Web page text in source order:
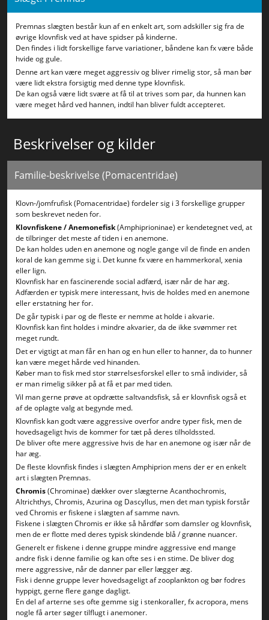
Premnas slægten består kun af en enkelt art, som adskiller sig fra de
øvrige klovnfisk ved at have spidser på kinderne.
Den findes i lidt forskellige farve variationer, båndene kan fx være både
hvide og gule.
Denne art kan være meget aggressiv og bliver rimelig stor, så man bør
være lidt ekstra forsigtig med denne type klovnfisk.
De kan også være lidt svære at få til at trives som par, da hunnen kan
være meget hård ved hannen, indtil han bliver fuldt accepteret.
Beskrivelser og kilder
Familie-beskrivelse (Pomacentridae)
Klovn-/jomfrufisk (Pomacentridae) fordeler sig i 3 forskellige grupper
som beskrevet neden for.
Klovnfiskene / Anemonefisk(Amphiprioninae) er kendetegnet ved, at
de tilbringer det meste af tiden i en anemone.
De kan holdes uden en anemone og nogle gange vil de finde en anden
koral de kan gemme sig i. Det kunne fx være en hammerkoral, xenia
eller lign.
Klovnfisk har en fascinerende social adfærd, især når de har æg.
Adfærden er typisk mere interessant, hvis de holdes med en anemone
eller erstatning her for.
De går typisk i par og de fleste er nemme at holde i akvarie.
Klovnfisk kan fint holdes i mindre akvarier, da de ikke svømmer ret
meget rundt.
Det er vigtigt at man får en han og en hun eller to hanner, da to hunner
kan være meget hårde ved hinanden.
Køber man to fisk med stor størrelsesforskel eller to små individer, så
er man rimelig sikker på at få et par med tiden.
Vil man gerne prøve at opdrætte saltvandsfisk, så er klovnfisk også et
af de oplagte valg at begynde med.
Klovnfisk kan godt være aggressive overfor andre typer fisk, men de
hovedsageligt hvis de kommer for tæt på deres tilholdssted.
De bliver ofte mere aggressive hvis de har en anemone og især når de
har æg.
De fleste klovnfisk findes i slægten Amphiprion mens der er en enkelt
art i slægten Premnas.
Chromis(Chrominae) dækker over slægterne Acanthochromis,
Altrichthys, Chromis, Azurina og Dascyllus, men det man typisk forstår
ved Chromis er fiskene i slægten af samme navn.
Fiskene i slægten Chromis er ikke så hårdfør som damsler og klovnfisk,
men de er flotte med deres typisk skindende blå / grønne nuancer.
Generelt er fiskene i denne gruppe mindre aggressive end mange
andre fisk i denne familie og kan ofte ses i en stime. De bliver dog
mere aggressive, når de danner par eller lægger æg.
Fisk i denne gruppe lever hovedsageligt af zooplankton og bør fodres
hyppigt, gerne flere gange dagligt.
En del af arterne ses ofte gemme sig i stenkoraller, fx acropora, mens
nogle få arter søger tilflugt i anemoner.